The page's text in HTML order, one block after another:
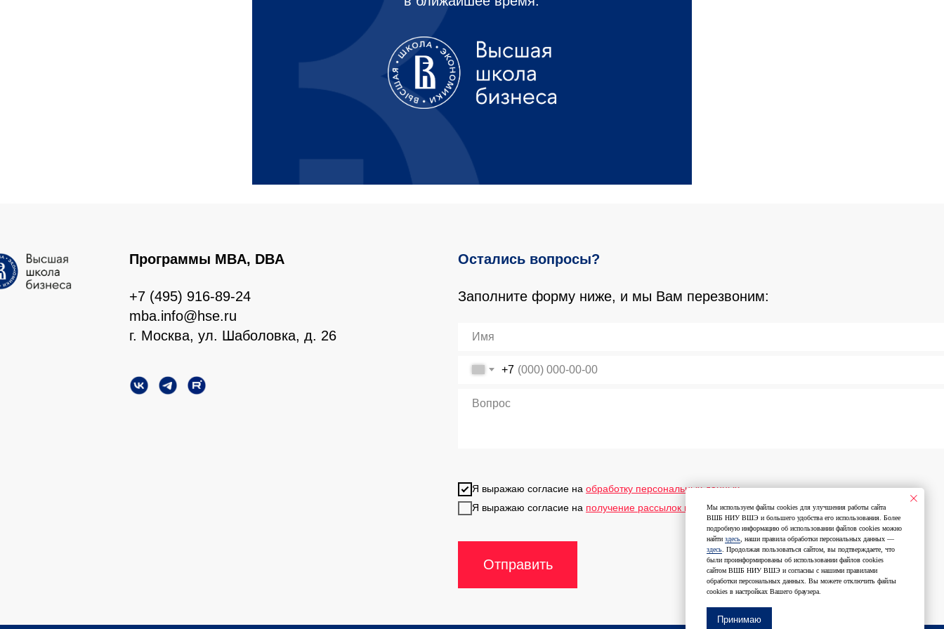
+7 (495) 916-89-24
Программы MBA, DBA
Заполните форму ниже, и мы Вам перезвоним:
Остались вопросы?
+7
Я выражаю согласие на обработку персональных данных
Я выражаю согласие на получение рассылок информационного и рекламного содержания
Отправить
mba.info@hse.ru
г. Москва, ул. Шаболовка, д. 26
Мы используем файлы cookies для улучшения работы сайта
ВШБ НИУ ВШЭ и большего удобства его использования. Более
подробную информацию об использовании файлов cookies можно
найти здесь, наши правила обработки персональных данных —
здесь. Продолжая пользоваться сайтом, вы подтверждаете, что
были проинформированы об использовании файлов cookies
сайтом ВШБ НИУ ВШЭ и согласны с нашими правилами
обработки персональных данных. Вы можете отключить файлы
cookies в настройках Вашего браузера.
Принимаю